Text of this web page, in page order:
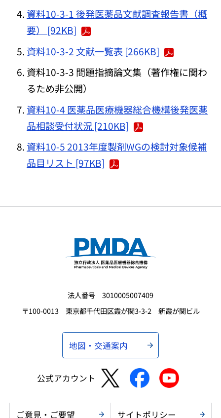
資料10-3-1 後発医薬品文献調査報告書（概
要） [92KB]
資料10-3-2 文献一覧表 [266KB]
資料10-3-3 問題指摘論文集（著作権に関わ
るため非公開）
資料10-4 医薬品医療機器総合機構後発医薬
品相談受付状況 [210KB]
資料10-5 2013年度製剤WGの検討対象候補
品目リスト [97KB]
法人番号 3010005007409
〒100-0013 東京都千代田区霞が関3-3-2 新霞が関ビル
地図・交通案内
公式アカウント
ご意見・ご要望 サイトポリシー